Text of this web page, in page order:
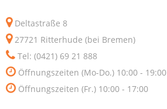
Deltastraße 8
27721 Ritterhude (bei Bremen)
Tel: (0421) 69 21 888
Öffnungszeiten (Mo-Do.) 10:00 - 19:00
Öffnungszeiten (Fr.) 10:00 - 17:00